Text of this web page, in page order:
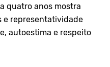
quatro anos mostra
e representatividade
autoestima e respeito